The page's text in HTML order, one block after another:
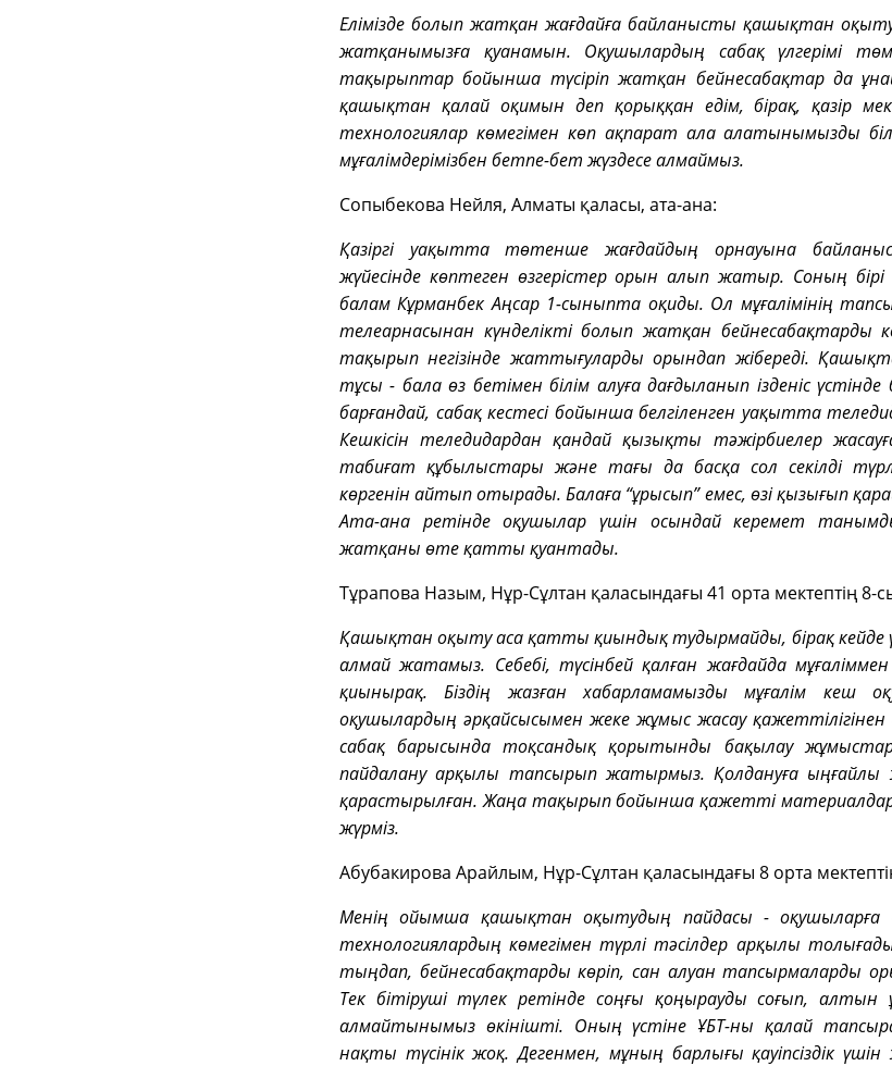
Елімізде болып жатқан жағдайға байланысты қашықтан
жатқанымызға қуанамын. Оқушылардың сабақ үлгерімі
тақырыптар бойынша түсіріп жатқан бейнесабақтар да
қашықтан қалай оқимын деп қорыққан едім, бірақ, қазір
технологиялар көмегімен көп ақпарат ала алатынымызды
мұғалімдерімізбен бетпе-бет жүздесе алмаймыз.
Сопыбекова Нейля, Алматы қаласы, ата-ана:
Қазіргі уақытта төтенше жағдайдың орнауына
жүйесінде көптеген өзгерістер орын алып жатыр. Соның
балам Кұрманбек Аңсар 1-сыныпта оқиды. Ол мұғалімінің
телеарнасынан күнделікті болып жатқан бейнесабақтарды
тақырып негізінде жаттығуларды орындап жібереді.
тұсы - бала өз бетімен білім алуға дағдыланып ізденіс
барғандай, сабақ кестесі бойынша белгіленген уақытта
Кешкісін теледидардан қандай қызықты тәжірбиелер
табиғат құбылыстары және тағы да басқа сол секілді
көргенін айтып отырады. Балаға “ұрысып” емес, өзі қызығып
Ата-ана ретінде оқушылар үшін осындай керемет
жатқаны өте қатты қуантады.
Тұрапова Назым, Нұр-Сұлтан қаласындағы 41 орта мектептің
Қашықтан оқыту аса қатты қиындық тудырмайды, бірақ кейде
алмай жатамыз. Себебі, түсінбей қалған жағдайда
қиынырақ. Біздің жазған хабарламамызды мұғалім кеш
оқушылардың әрқайсысымен жеке жұмыс жасау қажеттілігінен
сабақ барысында тоқсандық қорытынды бақылау
пайдалану арқылы тапсырып жатырмыз. Қолдануға ыңғайлы
қарастырылған. Жаңа тақырып бойынша қажетті
жүрміз.
Абубакирова Арайлым, Нұр-Сұлтан қаласындағы 8 орта
Менің ойымша қашықтан оқытудың пайдасы - оқушыларға
технологиялардың көмегімен түрлі тәсілдер арқылы
тыңдап, бейнесабақтарды көріп, сан алуан тапсырмаларды
Тек бітіруші түлек ретінде соңғы қоңырауды соғып, алтын
алмайтынымыз өкінішті. Оның үстіне ҰБТ-ны қалай
нақты түсінік жоқ. Дегенмен, мұның барлығы қауіпсіздік